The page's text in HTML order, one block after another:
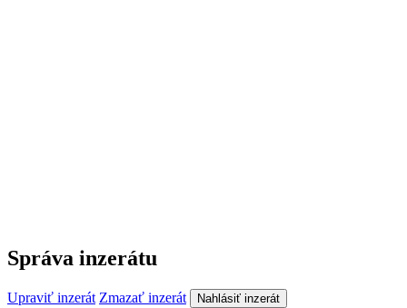
Správa inzerátu
Upraviť inzerát Zmazať inzerát Nahlásiť inzerát